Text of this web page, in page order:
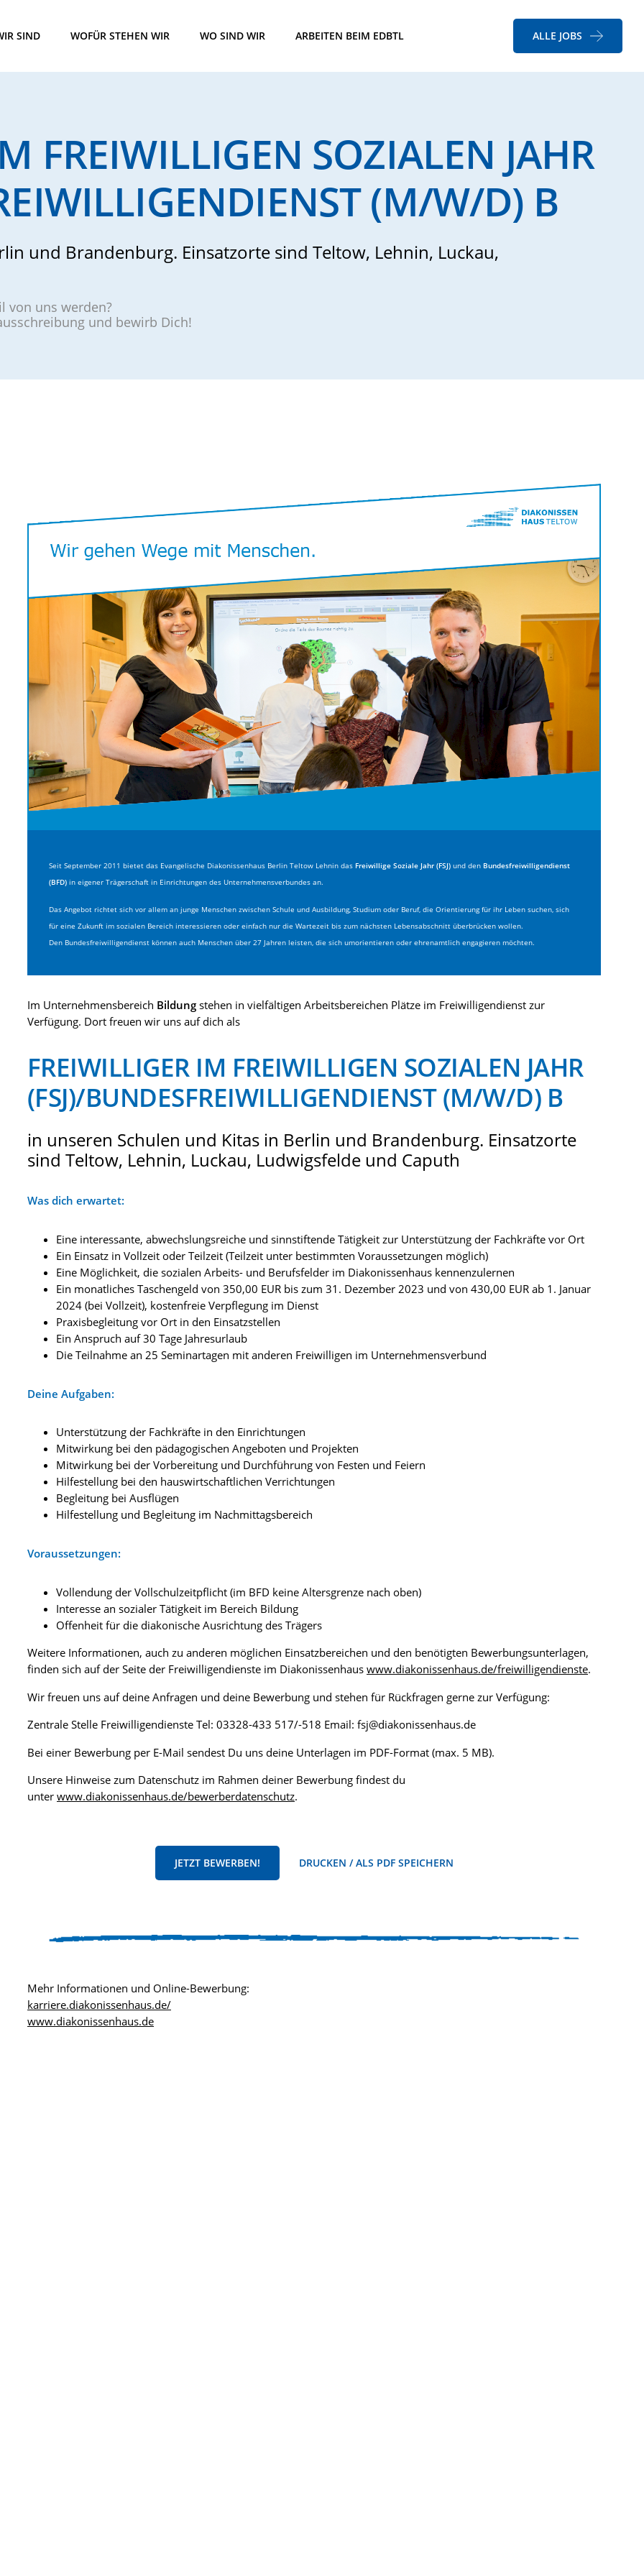
SIND WOFÜR STEHEN WIR WO SIND WIR ARBEITEN BEIM EDBTL ALLE JOBS
FREIWILLIGEN SOZIALEN JAHR
(M/W/D) B
und Brandenburg. Einsatzorte sind Teltow, Lehnin, Luckau,
von uns werden?
und bewirb Dich!
Seit September 2011 bietet das Evangelische Diakonissenhaus Berlin Teltow Lehnin das Freiwillige Soziale Jahr (FSJ) und den Bundesfreiwilligendienst
(BFD) in eigener Trägerschaft in Einrichtungen des Unternehmensverbundes an.
Das Angebot richtet sich vor allem an junge Menschen zwischen Schule und Ausbildung, Studium oder Beruf, die Orientierung für ihr Leben suchen, sich
für eine Zukunft im sozialen Bereich interessieren oder einfach nur die Wartezeit bis zum nächsten Lebensabschnitt überbrücken wollen.
Den Bundesfreiwilligendienst können auch Menschen über 27 Jahren leisten, die sich umorientieren oder ehrenamtlich engagieren möchten.
Im Unternehmensbereich Bildungstehen in vielfältigen Arbeitsbereichen Plätze im Freiwilligendienst zur
Verfügung. Dort freuen wir uns auf dich als
FREIWILLIGER IM FREIWILLIGEN SOZIALEN JAHR
(FSJ)/BUNDESFREIWILLIGENDIENST (M/W/D) B
in unseren Schulen und Kitas in Berlin und Brandenburg. Einsatzorte
sind Teltow, Lehnin, Luckau, Ludwigsfelde und Caputh
Was dich erwartet:
Eine interessante, abwechslungsreiche und sinnstiftende Tätigkeit zur Unterstützung der Fachkräfte vor Ort
Ein Einsatz in Vollzeit oder Teilzeit (Teilzeit unter bestimmten Voraussetzungen möglich)
Eine Möglichkeit, die sozialen Arbeits- und Berufsfelder im Diakonissenhaus kennenzulernen
Ein monatliches Taschengeld von 350,00 EUR bis zum 31. Dezember 2023 und von 430,00 EUR ab 1. Januar
2024 (bei Vollzeit), kostenfreie Verpflegung im Dienst
Praxisbegleitung vor Ort in den Einsatzstellen
Ein Anspruch auf 30 Tage Jahresurlaub
Die Teilnahme an 25 Seminartagen mit anderen Freiwilligen im Unternehmensverbund
Deine Aufgaben:
Unterstützung der Fachkräfte in den Einrichtungen
Mitwirkung bei den pädagogischen Angeboten und Projekten
Mitwirkung bei der Vorbereitung und Durchführung von Festen und Feiern
Hilfestellung bei den hauswirtschaftlichen Verrichtungen
Begleitung bei Ausflügen
Hilfestellung und Begleitung im Nachmittagsbereich
Voraussetzungen:
Vollendung der Vollschulzeitpflicht (im BFD keine Altersgrenze nach oben)
Interesse an sozialer Tätigkeit im Bereich Bildung
Offenheit für die diakonische Ausrichtung des Trägers
Weitere Informationen, auch zu anderen möglichen Einsatzbereichen und den benötigten Bewerbungsunterlagen,
finden sich auf der Seite der Freiwilligendienste im Diakonissenhauswww.diakonissenhaus.de/freiwilligendienste.
Wir freuen uns auf deine Anfragen und deine Bewerbung und stehen für Rückfragen gerne zur Verfügung:
Zentrale Stelle Freiwilligendienste Tel: 03328-433 517/-518 Email: fsj@diakonissenhaus.de
Bei einer Bewerbung per E-Mail sendest Du uns deine Unterlagen im PDF-Format (max. 5 MB).
Unsere Hinweise zum Datenschutz im Rahmen deiner Bewerbung findest du
unterwww.diakonissenhaus.de/bewerberdatenschutz.
JETZT BEWERBEN! DRUCKEN / ALS PDF SPEICHERN
Mehr Informationen und Online-Bewerbung:
karriere.diakonissenhaus.de/
www.diakonissenhaus.de